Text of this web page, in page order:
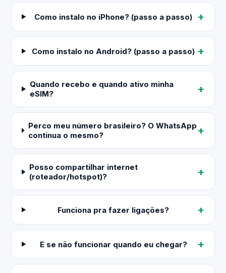
Como instalo no iPhone? (passo a passo)
Como instalo no Android? (passo a passo)
Quando recebo e quando ativo minha
eSIM?
Perco meu número brasileiro? O WhatsApp
continua o mesmo?
Posso compartilhar internet
(roteador/hotspot)?
Funciona pra fazer ligações?
E se não funcionar quando eu chegar?